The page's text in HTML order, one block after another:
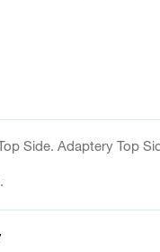
Side. Adaptery Top